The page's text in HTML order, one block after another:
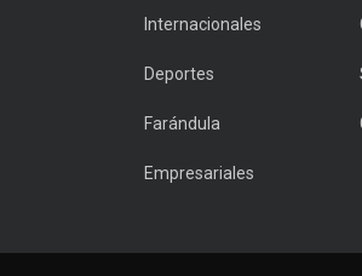
Internacionales
Deportes
Farándula
Empresariales